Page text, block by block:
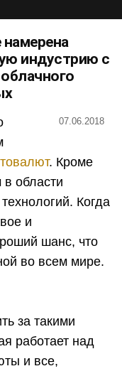
индустрию с
07.06.2018
. Кроме
в области
Когда
и
шанс, что
во всем мире.
за такими
работает над
и все,